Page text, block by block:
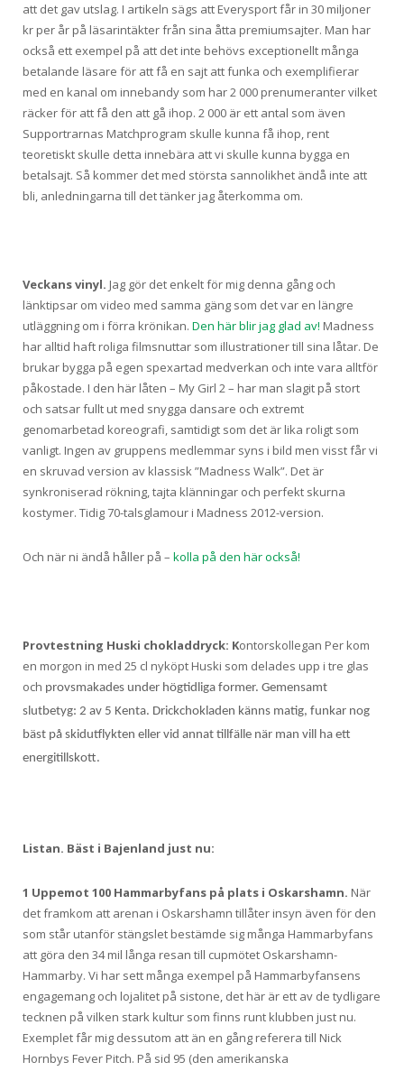
att det gav utslag. I artikeln sägs att Everysport får in 30 miljoner
kr per år på läsarintäkter från sina åtta premiumsajter. Man har
också ett exempel på att det inte behövs exceptionellt många
betalande läsare för att få en sajt att funka och exemplifierar
med en kanal om innebandy som har 2 000 prenumeranter vilket
räcker för att få den att gå ihop. 2 000 är ett antal som även
Supportrarnas Matchprogram skulle kunna få ihop, rent
teoretiskt skulle detta innebära att vi skulle kunna bygga en
betalsajt. Så kommer det med största sannolikhet ändå inte att
bli, anledningarna till det tänker jag återkomma om.
Veckans vinyl. Jag gör det enkelt för mig denna gång och
länktipsar om video med samma gäng som det var en längre
utläggning om i förra krönikan. Den här blir jag glad av! Madness
har alltid haft roliga filmsnuttar som illustrationer till sina låtar. De
brukar bygga på egen spexartad medverkan och inte vara alltför
påkostade. I den här låten – My Girl 2 – har man slagit på stort
och satsar fullt ut med snygga dansare och extremt
genomarbetad koreografi, samtidigt som det är lika roligt som
vanligt. Ingen av gruppens medlemmar syns i bild men visst får vi
en skruvad version av klassisk ”Madness Walk”. Det är
synkroniserad rökning, tajta klänningar och perfekt skurna
kostymer. Tidig 70-talsglamour i Madness 2012-version.
Och när ni ändå håller på – kolla på den här också!
Provtestning Huski chokladdryck: Kontorskollegan Per kom
en morgon in med 25 cl nyköpt Huski som delades upp i tre glas
och provsmakades under högtidliga former. Gemensamt
slutbetyg: 2 av 5 Kenta. Drickchokladen känns matig, funkar nog
bäst på skidutflykten eller vid annat tillfälle när man vill ha ett
energitillskott.
Listan. Bäst i Bajenland just nu:
1 Uppemot 100 Hammarbyfans på plats i Oskarshamn. När
det framkom att arenan i Oskarshamn tillåter insyn även för den
som står utanför stängslet bestämde sig många Hammarbyfans
att göra den 34 mil långa resan till cupmötet Oskarshamn-
Hammarby. Vi har sett många exempel på Hammarbyfansens
engagemang och lojalitet på sistone, det här är ett av de tydligare
tecknen på vilken stark kultur som finns runt klubben just nu.
Exemplet får mig dessutom att än en gång referera till Nick
Hornbys Fever Pitch. På sid 95 (den amerikanska